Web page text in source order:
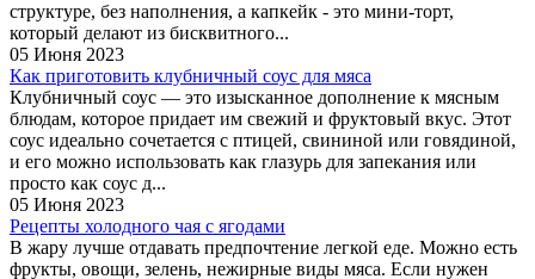
структуре, без наполнения, а капкейк - это мини-торт,
который делают из бисквитного...
05 Июня 2023
Как приготовить клубничный соус для мяса
Клубничный соус — это изысканное дополнение к мясным
блюдам, которое придает им свежий и фруктовый вкус. Этот
соус идеально сочетается с птицей, свининой или говядиной,
и его можно использовать как глазурь для запекания или
просто как соус д...
05 Июня 2023
Рецепты холодного чая с ягодами
В жару лучше отдавать предпочтение легкой еде. Можно есть
фрукты, овощи, зелень, нежирные виды мяса. Если нужен